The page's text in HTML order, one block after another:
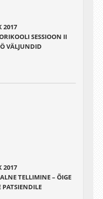
2017
SESSIOON II
VÄLJUNDID
2017
TELLIMINE – ÕIGE
PATSIENDILE